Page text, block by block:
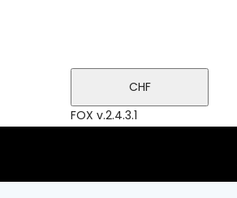
CHF
FOX v.2.4.3.1